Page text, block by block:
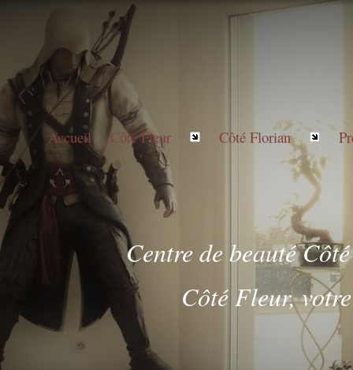
Accueil Côté Fleur Côté Florian
Centre de beauté
Côté Fleur,